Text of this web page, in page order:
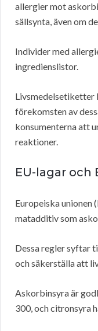
allergier mot
sällsynta, även om
Individer med
ingredienslistor.
Livsmedelsetiketter
förekomsten av
konsumenterna att
reaktioner.
EU-lagar och
Europeiska unionen
matadditiv som
Dessa regler syftar
och säkerställa att
Askorbinsyra är
300, och citronsyra